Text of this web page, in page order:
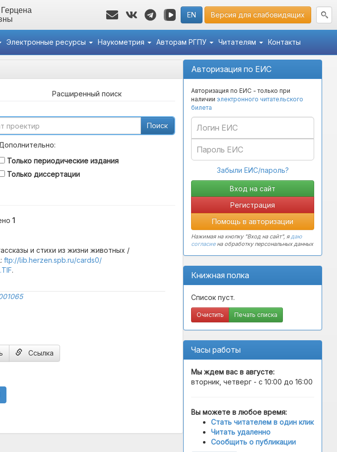
EN Версия для слабовидящих
Электронные ресурсы Наукометрия Авторам РГПУ Читателям Контакты
Авторизация по ЕИС
Авторизация по ЕИС - только при
наличии электронного читательского
билета
Забыли ЕИС/пароль?
Регистрация
Помощь в авторизации
Нажимая на кнопку "Вход на сайт", ядаю
согласиена обработку персональных данных
Книжная полка
Список пуст.
Очистить Печать списка
Часы работы
Мы ждем вас в августе:
вторник, четверг - с 10:00 до 16:00
Вы можете в любое время:
Стать читателем в один клик
Читать удаленно
Сообщить о публикации
Расширенный поиск
Поиск
Только периодические издания
Только диссертации
1
и стихи из жизни животных /
ftp://lib.herzen.spb.ru/cards0/
.
Ссылка